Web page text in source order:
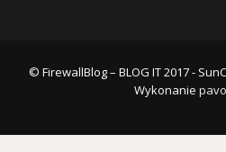
© FirewallBlog – BLOG IT 2017 -
Wykonanie